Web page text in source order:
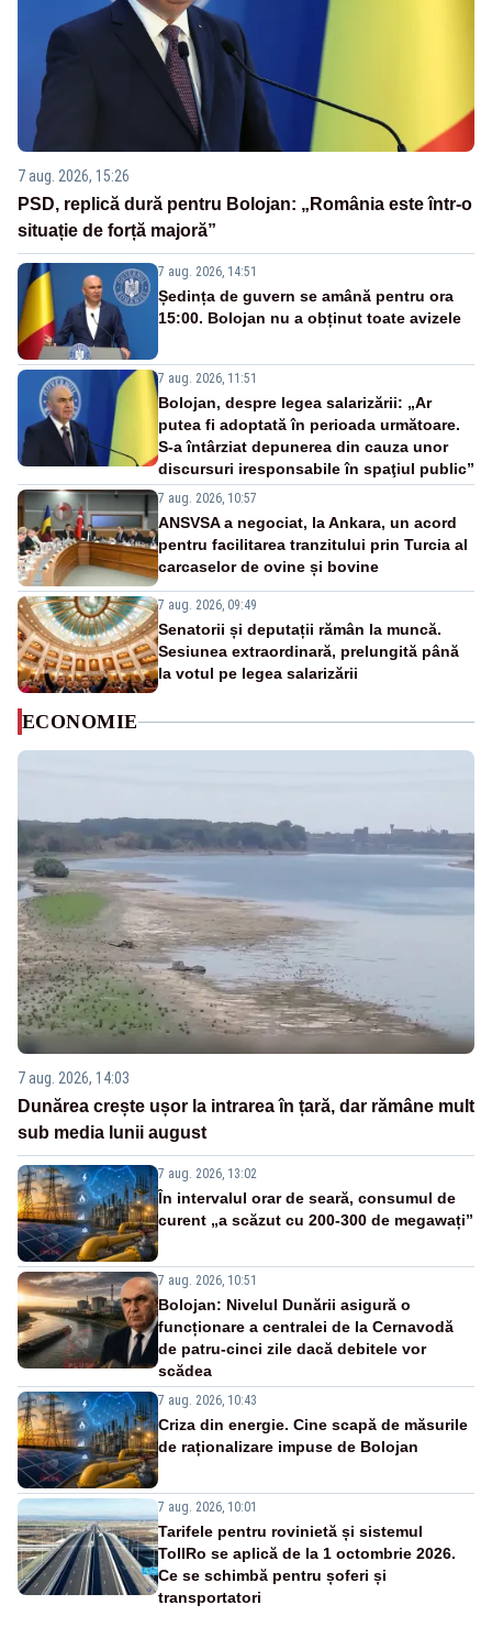
7 aug. 2026, 15:26
PSD, replică dură pentru Bolojan: „România este într-o
situație de forță majoră”
7 aug. 2026, 14:51
Ședința de guvern se amână pentru ora
15:00. Bolojan nu a obținut toate avizele
7 aug. 2026, 11:51
Bolojan, despre legea salarizării: „Ar
putea fi adoptată în perioada următoare.
S-a întârziat depunerea din cauza unor
discursuri iresponsabile în spaţiul public”
7 aug. 2026, 10:57
ANSVSA a negociat, la Ankara, un acord
pentru facilitarea tranzitului prin Turcia al
carcaselor de ovine și bovine
7 aug. 2026, 09:49
Senatorii și deputații rămân la muncă.
Sesiunea extraordinară, prelungită până
la votul pe legea salarizării
ECONOMIE
7 aug. 2026, 14:03
Dunărea crește ușor la intrarea în țară, dar rămâne mult
sub media lunii august
7 aug. 2026, 13:02
În intervalul orar de seară, consumul de
curent „a scăzut cu 200-300 de megawați”
7 aug. 2026, 10:51
Bolojan: Nivelul Dunării asigură o
funcționare a centralei de la Cernavodă
de patru-cinci zile dacă debitele vor
scădea
7 aug. 2026, 10:43
Criza din energie. Cine scapă de măsurile
de raționalizare impuse de Bolojan
7 aug. 2026, 10:01
Tarifele pentru rovinietă și sistemul
TollRo se aplică de la 1 octombrie 2026.
Ce se schimbă pentru șoferi și
transportatori